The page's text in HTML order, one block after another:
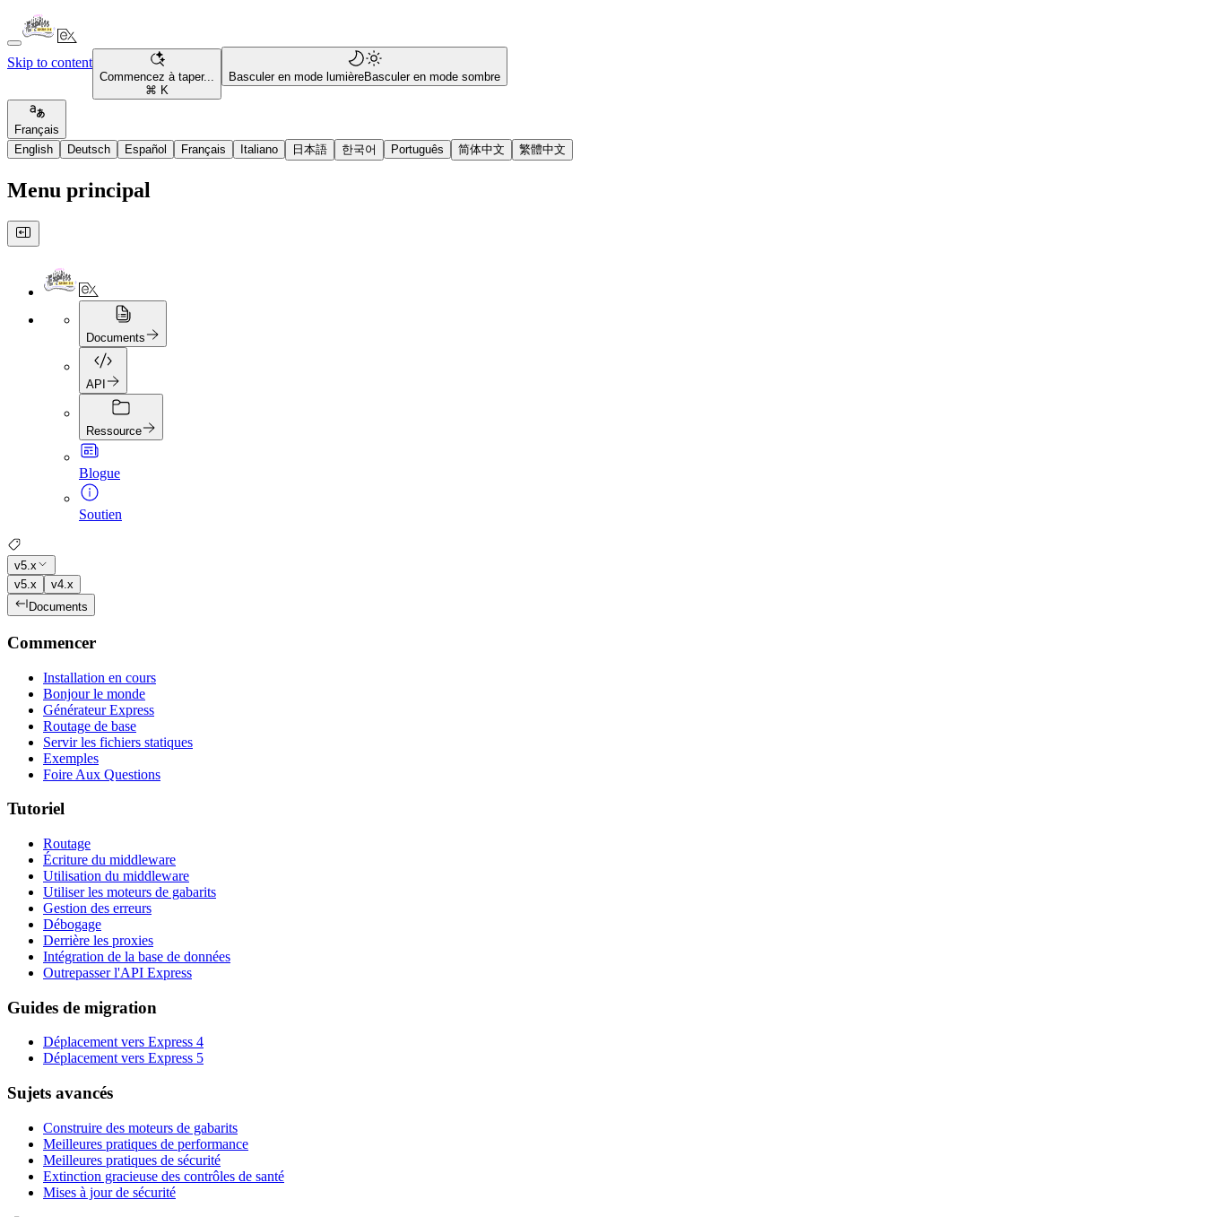
Skip to content
Commencez à taper...
⌘ K
Basculer en mode lumièreBasculer en mode sombre
Français
English
Deutsch Español Français Italiano 日本語 한국어 Português 简体中文 繁體中文
Menu principal
Documents
API
Ressource
Blogue
Soutien
v5.x
v5.x
v4.x
Documents
Commencer
Installation en cours
Bonjour le monde
Générateur Express
Routage de base
Servir les fichiers statiques
Exemples
Foire Aux Questions
Tutoriel
Routage
Écriture du middleware
Utilisation du middleware
Utiliser les moteurs de gabarits
Gestion des erreurs
Débogage
Derrière les proxies
Intégration de la base de données
Outrepasser l'API Express
Guides de migration
Déplacement vers Express 4
Déplacement vers Express 5
Sujets avancés
Construire des moteurs de gabarits
Meilleures pratiques de performance
Meilleures pratiques de sécurité
Extinction gracieuse des contrôles de santé
Mises à jour de sécurité